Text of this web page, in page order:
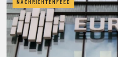
NACHRICHTENFEED